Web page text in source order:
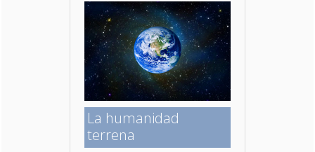
La humanidad
terrena